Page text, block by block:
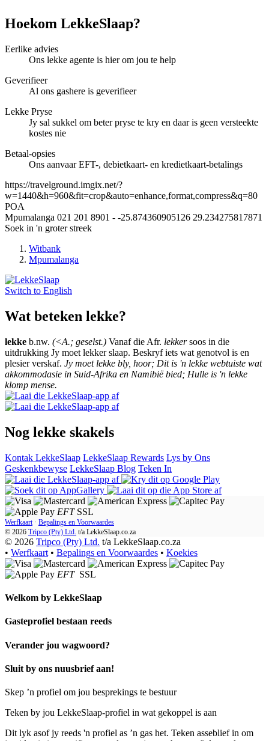
Hoekom LekkeSlaap?
Eerlike advies
Ons lekke agente is hier om jou te help
Geverifieer
Al ons gashere is geverifieer
Lekke Pryse
Jy sal sukkel om beter pryse te kry en daar is geen versteekte
kostes nie
Betaal-opsies
Ons aanvaar EFT-, debietkaart- en kredietkaart-betalings
https://travelground.imgix.net/?
w=1440&h=960&fit=crop&auto=enhance,format,compress&q=80
POA
Mpumalanga 021 201 8901 - -25.874360905126 29.234275817871
Soek in 'n groter streek
Witbank
Mpumalanga
Switch to English
Wat beteken lekke?
lekke b.nw. (<A.; geselst.) Vanaf die Afr. lekkersoos in die
uitdrukking Jy moet lekker slaap. Beskryf iets wat genotvol is en
plesier verskaf. Jy moet lekke bly, hoor; Dit is 'n lekke webtuiste wat
akkommodasie in Suid-Afrika en Namibië bied; Hulle is 'n lekke
klomp mense.
Nog lekke skakels
Kontak LekkeSlaap LekkeSlaap Rewards Lys by Ons
Geskenkbewyse LekkeSlaap Blog Teken In
EFT SSL
Werfkaart · Bepalings en Voorwaardes
© 2026 Tripco (Pty) Ltd. t/a LekkeSlaap.co.za
© 2026 Tripco (Pty) Ltd. t/a LekkeSlaap.co.za
• Werfkaart • Bepalings en Voorwaardes • Koekies
EFT SSL
Welkom by LekkeSlaap
Gasteprofiel bestaan ​​reeds
Verander jou wagwoord?
Sluit by ons nuusbrief aan!
Skep ’n profiel om jou besprekings te bestuur
Teken by jou LekkeSlaap-profiel in wat gekoppel is aan
Dit lyk asof jy reeds 'n profiel as ’n gas het. Teken asseblief in om